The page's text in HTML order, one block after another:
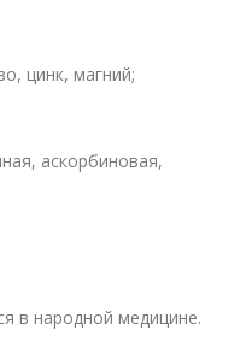
цинк, магний;
аскорбиновая,
в народной медицине.